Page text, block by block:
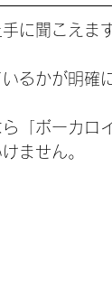
に聞こえま
るかが明確
「ボーカロ
ません。